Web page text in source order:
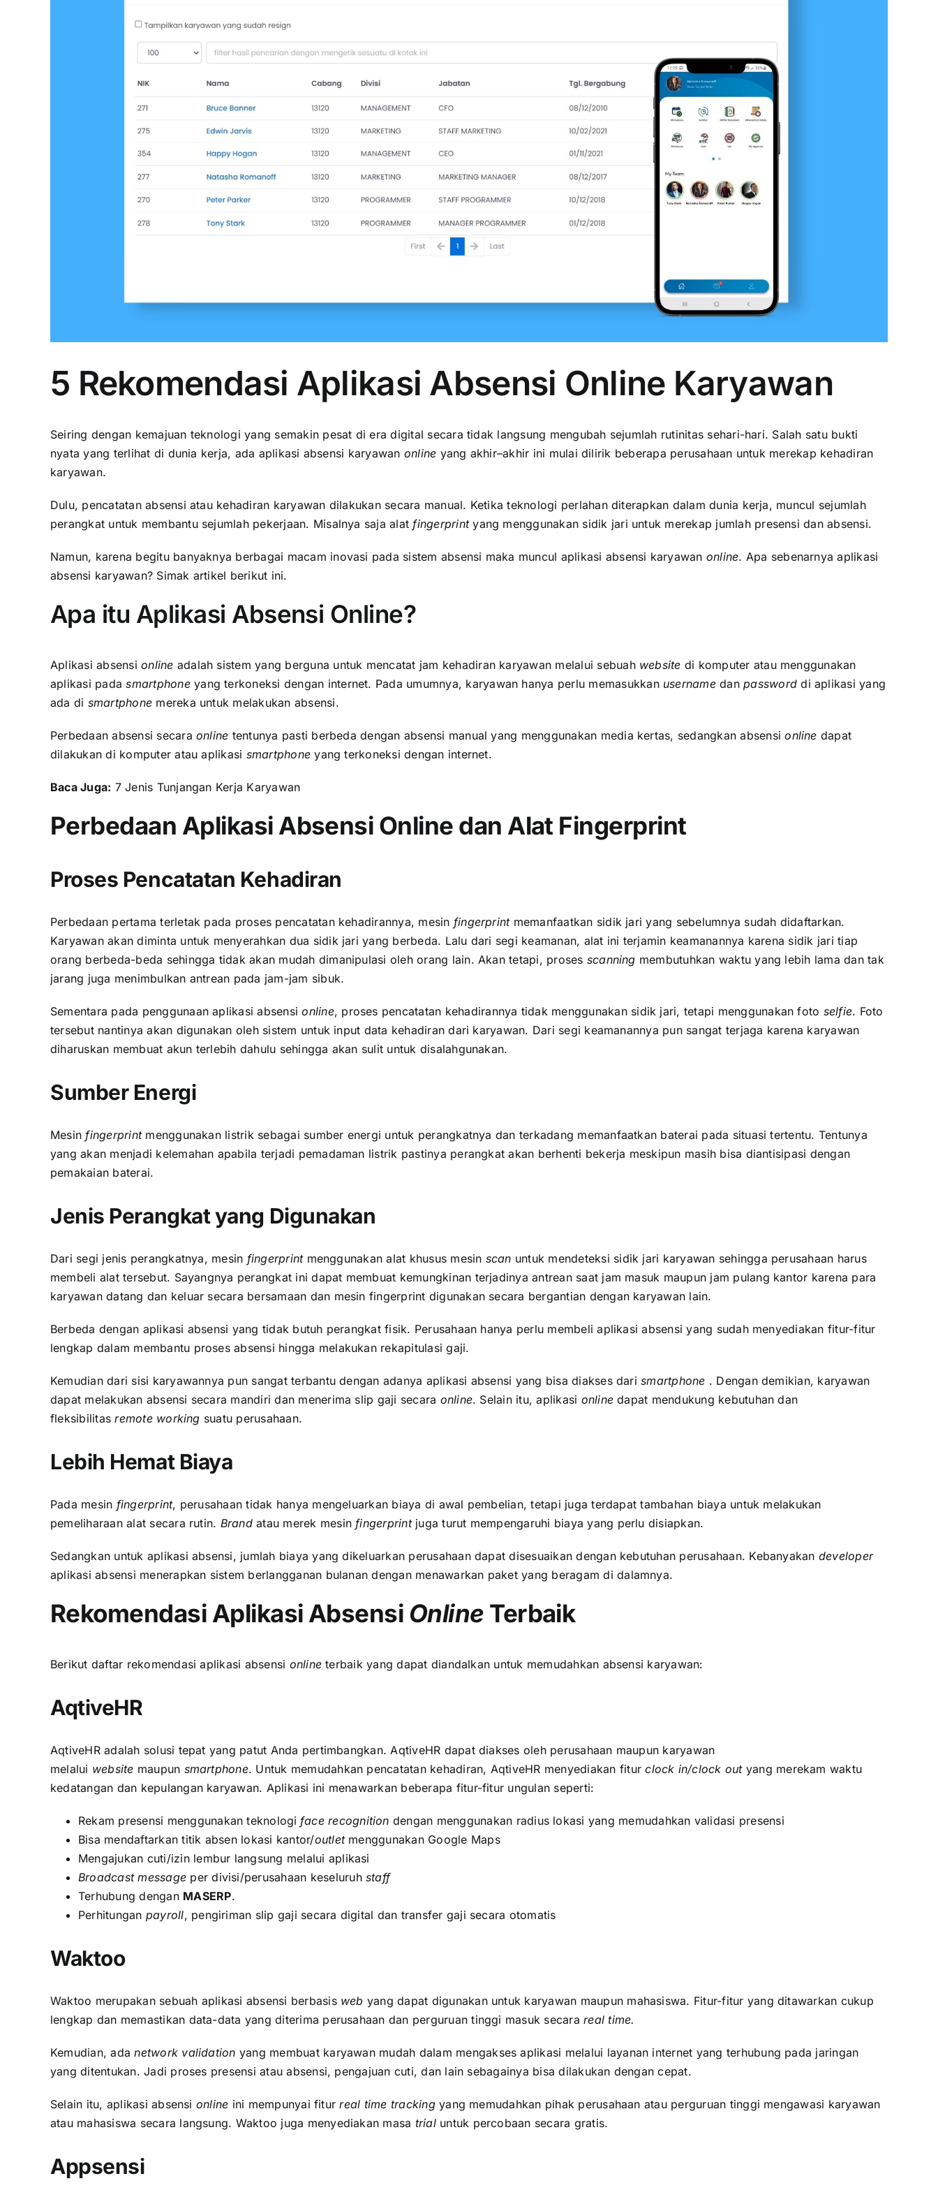
5 Rekomendasi Aplikasi Absensi Online Karyawan
Seiring dengan kemajuan teknologi yang semakin pesat di era digital secara tidak langsung mengubah sejumlah rutinitas sehari-hari. Salah satu bukti
nyata yang terlihat di dunia kerja, ada aplikasi absensi karyawan online yang akhir–akhir ini mulai dilirik beberapa perusahaan untuk merekap kehadiran
karyawan.
Dulu, pencatatan absensi atau kehadiran karyawan dilakukan secara manual. Ketika teknologi perlahan diterapkan dalam dunia kerja, muncul sejumlah
perangkat untuk membantu sejumlah pekerjaan. Misalnya saja alatfingerprintyang menggunakan sidik jari untuk merekap jumlah presensi danabsensi.
Namun, karena begitu banyaknya berbagai macam inovasi pada sistem absensi maka muncul aplikasi absensi karyawan online. Apa sebenarnya aplikasi
absensi karyawan? Simak artikel berikut ini.
Apa itu Aplikasi Absensi Online?
Aplikasi absensionline adalah sistem yang berguna untuk mencatat jam kehadiran karyawan melalui sebuah website di komputer atau menggunakan
aplikasi padasmartphoneyang terkoneksi dengan internet. Pada umumnya, karyawan hanya perlu memasukkan usernamedanpassword di aplikasi yang
ada di smartphone mereka untuk melakukan absensi.
Perbedaan absensi secara online tentunya pasti berbeda dengan absensi manual yang menggunakan media kertas, sedangkan absensionline dapat
dilakukan di komputer atau aplikasi smartphone yang terkoneksi dengan internet.
Baca Juga: 7 Jenis Tunjangan Kerja Karyawan
Perbedaan Aplikasi Absensi Online dan Alat Fingerprint
Proses Pencatatan Kehadiran
Perbedaan pertama terletak pada proses pencatatan kehadirannya, mesin fingerprintmemanfaatkan sidik jari yang sebelumnya sudah didaftarkan.
Karyawanakan diminta untuk menyerahkan dua sidik jari yang berbeda. Lalu dari segi keamanan, alat ini terjamin keamanannya karena sidik jari tiap
orang berbeda-beda sehingga tidak akan mudah dimanipulasi oleh orang lain. Akan tetapi, proses scanning membutuhkan waktu yang lebih lama dan tak
jarang juga menimbulkan antrean pada jam-jam sibuk.
Sementara pada penggunaan aplikasi absensionline, proses pencatatan kehadirannya tidak menggunakan sidik jari, tetapi menggunakan foto selfie. Foto
tersebut nantinya akan digunakan oleh sistem untuk input data kehadiran dari karyawan. Dari segi keamanannya pun sangat terjaga karena karyawan
diharuskan membuat akun terlebih dahulu sehingga akan sulit untuk disalahgunakan.
Sumber Energi
Mesinfingerprintmenggunakan listrik sebagai sumber energi untuk perangkatnya dan terkadang memanfaatkan baterai pada situasi tertentu. Tentunya
yang akan menjadi kelemahan apabila terjadi pemadaman listrik pastinya perangkat akan berhenti bekerja meskipun masih bisa diantisipasi dengan
pemakaian baterai.
Jenis Perangkat yang Digunakan
Dari segi jenis perangkatnya, mesin fingerprintmenggunakan alat khusus mesin scan untuk mendeteksi sidik jari karyawan sehingga perusahaan harus
membeli alat tersebut. Sayangnya perangkat ini dapat membuat kemungkinan terjadinya antrean saat jam masuk maupun jam pulang kantor karena para
karyawan datang dan keluar secara bersamaan dan mesin fingerprint digunakan secara bergantian dengan karyawan lain.
Berbeda dengan aplikasi absensi yang tidak butuh perangkat fisik. Perusahaan hanya perlu membeli aplikasi absensi yang sudah menyediakan fitur-fitur
lengkap dalam membantu proses absensi hingga melakukan rekapitulasi gaji.
Kemudian dari sisi karyawannya pun sangat terbantu dengan adanya aplikasi absensi yang bisa diakses darismartphone . Dengan demikian, karyawan
dapat melakukan absensi secara mandiri dan menerima slip gaji secara online. Selain itu, aplikasi online dapat mendukung kebutuhan dan
fleksibilitasremote working suatu perusahaan.
Lebih Hemat Biaya
Pada mesin fingerprint, perusahaan tidak hanya mengeluarkan biaya di awal pembelian, tetapi juga terdapat tambahan biaya untuk melakukan
pemeliharaan alat secara rutin. Brandatau merek mesinfingerprintjuga turut mempengaruhi biaya yang perlu disiapkan.
Sedangkan untuk aplikasi absensi, jumlah biaya yang dikeluarkan perusahaan dapat disesuaikan dengan kebutuhan perusahaan. Kebanyakan developer
aplikasi absensi menerapkan sistem berlangganan bulanan dengan menawarkan paket yang beragam di dalamnya.
Rekomendasi Aplikasi Absensi Online Terbaik
Berikut daftar rekomendasi aplikasi absensi online terbaik yang dapat diandalkan untuk memudahkan absensi karyawan:
AqtiveHR
AqtiveHR adalah solusi tepat yang patut Anda pertimbangkan. AqtiveHR dapat diakses oleh perusahaan maupun karyawan
melalui website maupun smartphone. Untuk memudahkan pencatatan kehadiran, AqtiveHR menyediakan fiturclock in/clock out yang merekam waktu
kedatangan dan kepulangan karyawan. Aplikasi ini menawarkan beberapa fitur-fitur ungulan seperti:
Rekam presensi menggunakan teknologi face recognition dengan menggunakan radius lokasi yang memudahkan validasi presensi
Bisa mendaftarkan titik absen lokasi kantor/outletmenggunakan Google Maps
Mengajukan cuti/izin lembur langsung melalui aplikasi
Broadcast message per divisi/perusahaan keseluruhstaff
Terhubung dengan MASERP.
Perhitungan payroll, pengiriman slip gaji secara digital dan transfer gaji secara otomatis
Waktoo
Waktoo merupakan sebuah aplikasi absensi berbasis web yang dapat digunakan untuk karyawan maupun mahasiswa. Fitur-fitur yang ditawarkan cukup
lengkap dan memastikan data-data yang diterima perusahaan dan perguruan tinggi masuk secarareal time.
Kemudian, adanetwork validation yang membuat karyawan mudah dalam mengakses aplikasi melalui layanan internet yang terhubung pada jaringan
yang ditentukan. Jadi proses presensi atau absensi, pengajuan cuti, dan lain sebagainya bisa dilakukan dengan cepat.
Selain itu, aplikasi absensi online ini mempunyai fiturreal time trackingyang memudahkan pihak perusahaan atau perguruan tinggi mengawasi karyawan
atau mahasiswa secara langsung. Waktoo juga menyediakan masa trial untuk percobaan secara gratis.
Appsensi